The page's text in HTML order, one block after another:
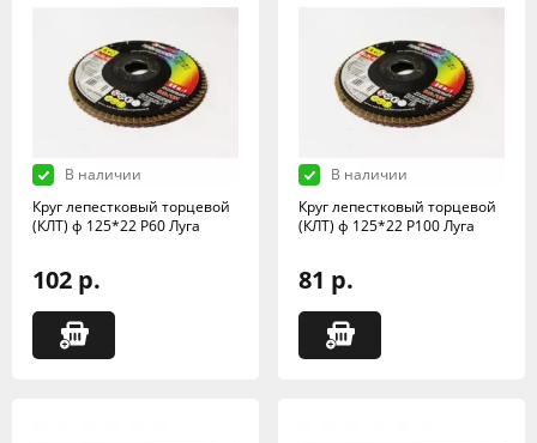
В наличии
Круг лепестковый торцевой
(КЛТ) ф 125*22 Р60 Луга
102 р.
В наличии
Круг лепестковый торцевой
(КЛТ) ф 125*22 Р100 Луга
81 р.